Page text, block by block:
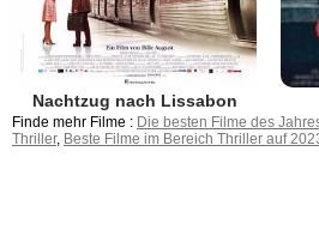
Nachtzug nach Lissabon
Finde mehr Filme : Die besten Filme des
Thriller, Beste Filme im Bereich Thriller auf